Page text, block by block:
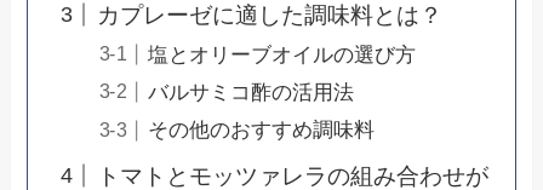
カプレーゼに適した調味料とは？
塩とオリーブオイルの選び方
バルサミコ酢の活用法
その他のおすすめ調味料
トマトとモッツァレラの組み合わせが